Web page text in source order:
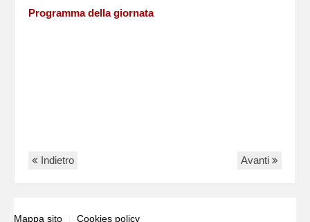
Programma della giornata
Indietro Avanti
Mappa sito
Cookies policy